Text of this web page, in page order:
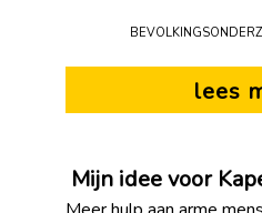
lees
Mijn idee voor